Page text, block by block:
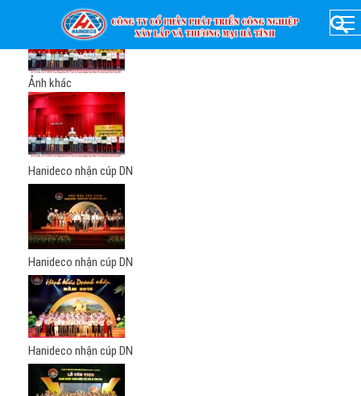
Ảnh khác
Hanideco nhận cúp DN
Hanideco nhận cúp DN
Hanideco nhận cúp DN